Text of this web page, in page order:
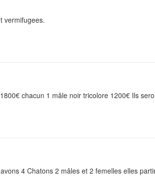
vermifugees.
chacun 1 mâle noir tricolore 1200€ Ils
4 Chatons 2 mâles et 2 femelles elles